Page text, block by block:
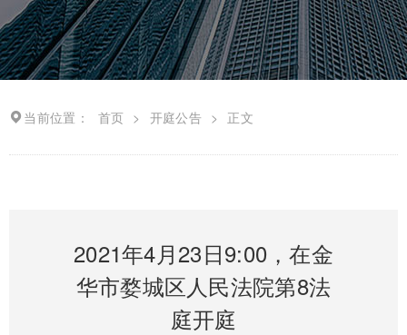
当前位置： 首页 > 开庭公告 > 正文
2021年4月23日9:00，在金
华市婺城区人民法院第8法
庭开庭